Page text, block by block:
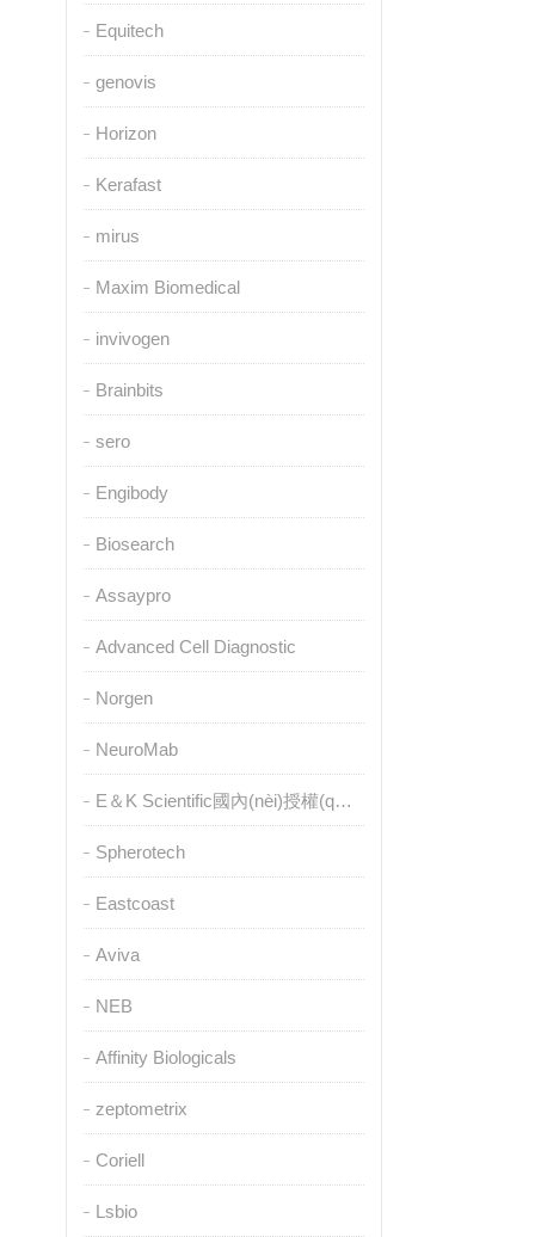
Equitech
genovis
Horizon
Kerafast
mirus
Maxim Biomedical
invivogen
Brainbits
sero
Engibody
Biosearch
Assaypro
Advanced Cell Diagnostic
Norgen
NeuroMab
E＆K Scientific國內(nèi)授權(quán)代理
Spherotech
Eastcoast
Aviva
NEB
Affinity Biologicals
zeptometrix
Coriell
Lsbio